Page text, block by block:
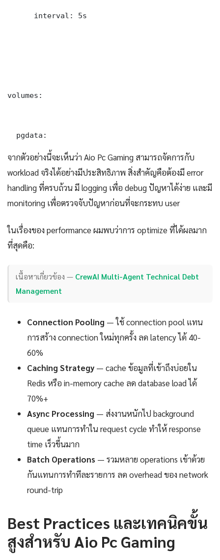
      interval: 5s
volumes:
  pgdata:
จากตัวอย่างนี้จะเห็นว่า Aio Pc Gaming สามารถจัดการกับ
workload จริงได้อย่างมีประสิทธิภาพ สิ่งสำคัญคือต้องมี error
handling ที่ครบถ้วน มี logging เพื่อ debug ปัญหาได้ง่าย และมี
monitoring เพื่อตรวจจับปัญหาก่อนที่จะกระทบ user
ในเรื่องของ performance ผมพบว่าการ optimize ที่ได้ผลมาก
ที่สุดคือ:
เนื้อหาเกี่ยวข้อง — CrewAI Multi-Agent Technical Debt
Management
Connection Pooling — ใช้ connection pool แทน
การสร้าง connection ใหม่ทุกครั้ง ลด latency ได้ 40-
60%
Caching Strategy — cache ข้อมูลที่เข้าถึงบ่อยใน
Redis หรือ in-memory cache ลด database load ได้
70%+
Async Processing — ส่งงานหนักไป background
queue แทนการทำใน request cycle ทำให้ response
time เร็วขึ้นมาก
Batch Operations — รวมหลาย operations เข้าด้วย
กันแทนการทำทีละรายการ ลด overhead ของ network
round-trip
Best Practices และเทคนิคขั้น
สูงสำหรับ Aio Pc Gaming